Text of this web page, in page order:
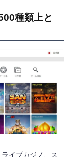
種類上と
イブカジノ、ス